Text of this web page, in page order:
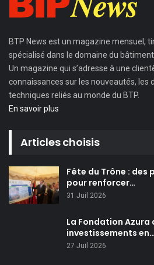
BTP News est un magazine mensuel,
spécialisé dans le domaine du
Un magazine qui s’adresse à une
connaissances sur les nouveautés,
techniques reliés au monde du BTP.
En savoir plus
Articles choisis
Fête du Trône :
pour renforcer…
31 Juil 2026
La Fondation Azura
investissements en…
27 Juil 2026